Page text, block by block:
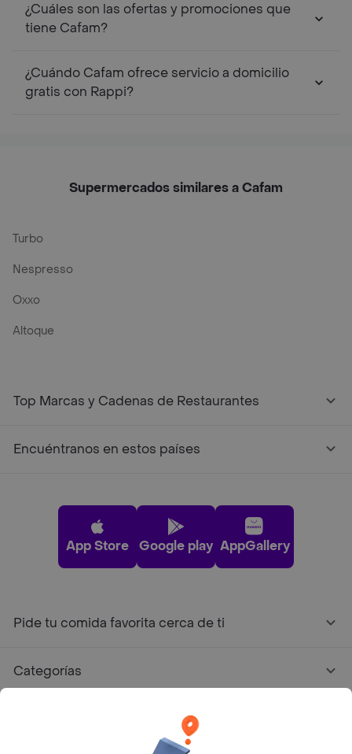
¿Cuáles son las ofertas y promociones que
tiene Cafam?
¿Cuándo Cafam ofrece servicio a domicilio
gratis con Rappi?
Supermercados similares a Cafam
Turbo
Nespresso
Oxxo
Altoque
Top Marcas y Cadenas de Restaurantes
Encuéntranos en estos países
App Store Google play AppGallery
Pide tu comida favorita cerca de ti
Categorías